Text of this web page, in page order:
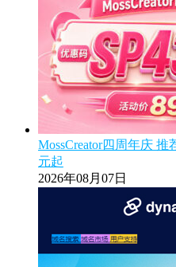
MossCreator四周年庆 推
元起
2026年08月07日